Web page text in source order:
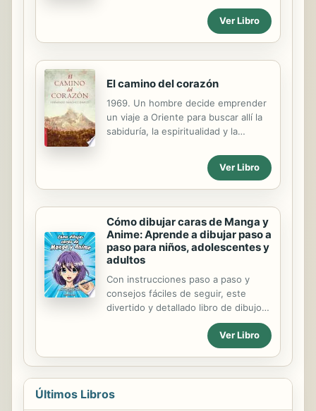
assertiveness. This volume contains
concrete, real-world examples of
actions students can take now to
help them attain their desired
be active and stay healthy?
Ver Libro
El camino del corazón
1969. Un hombre decide emprender
un viaje a Oriente para buscar allí la
sabiduría, la espiritualidad y la
Deja a sus espaldas, a la mujer con la
que ha compartido todos los sueños
y las desilusiones de la Década
Ver Libro
Cómo dibujar caras de Manga y
Anime: Aprende a dibujar paso a
paso para niños, adolescentes y
adultos
Con instrucciones paso a paso y
consejos fáciles de seguir, este
divertido y detallado libro de dibujo
revela cómo puedes empezar a
dibujar caras y personajes de anime
en muy poco tiempo. Cubriendo
todo, desde formas básicas de la
cabeza hasta ojos, narices, oídos,
bocas y más, también descubrirás
Ver Libro
Últimos Libros